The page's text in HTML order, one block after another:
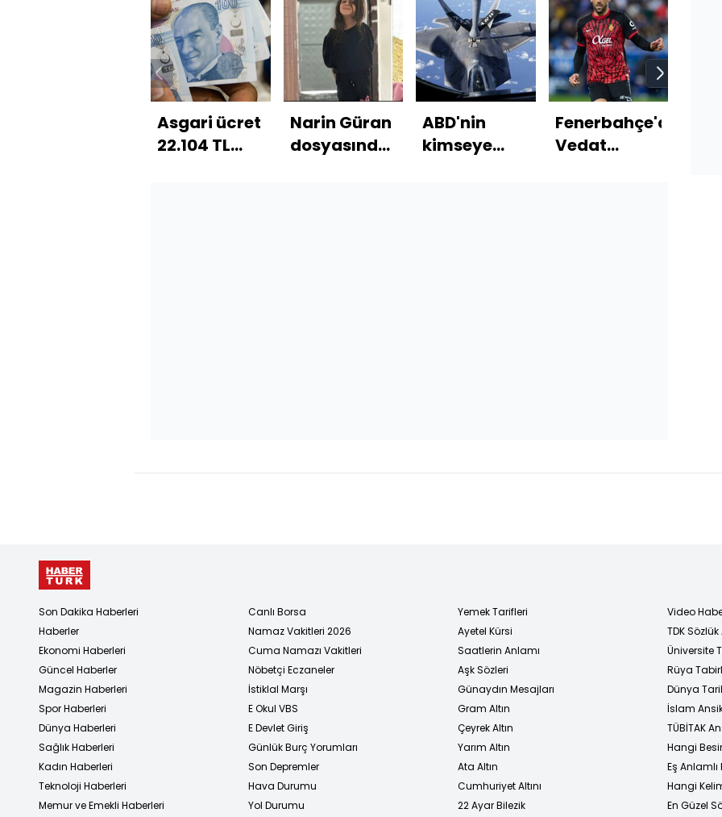
Asgari ücret
22.104 TL
Narin Güran
dosyasında
ABD'nin
kimseye
Fenerbahçe'de
Vedat
Son Dakika Haberleri
Haberler
Ekonomi Haberleri
Güncel Haberler
Magazin Haberleri
Spor Haberleri
Dünya Haberleri
Sağlık Haberleri
Kadın Haberleri
Teknoloji Haberleri
Memur ve Emekli Haberleri
Canlı Borsa
Namaz Vakitleri 2026
Cuma Namazı Vakitleri
Nöbetçi Eczaneler
İstiklal Marşı
E Okul VBS
E Devlet Giriş
Günlük Burç Yorumları
Son Depremler
Hava Durumu
Yol Durumu
Yemek Tarifleri
Ayetel Kürsi
Saatlerin Anlamı
Aşk Sözleri
Günaydın Mesajları
Gram Altın
Çeyrek Altın
Yarım Altın
Ata Altın
Cumhuriyet Altını
22 Ayar Bilezik
Video
TDK
Üniversite
Rüya
Dünya
İslam
TÜBİTAK
Hangi
Eş
Hangi
En Güzel